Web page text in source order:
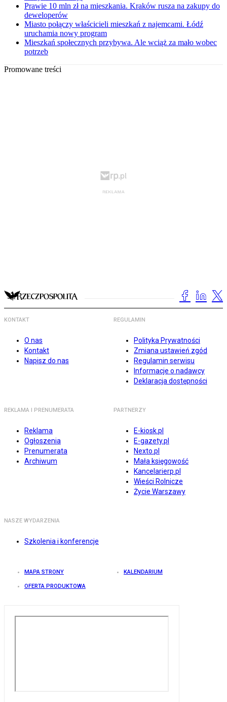
Prawie 10 mln zł na mieszkania. Kraków rusza na zakupy do
deweloperów
Miasto połączy właścicieli mieszkań z najemcami. Łódź
uruchamia nowy program
Mieszkań społecznych przybywa. Ale wciąż za mało wobec
potrzeb
Promowane treści
KONTAKT
O nas
Kontakt
Napisz do nas
REGULAMIN
Polityka Prywatności
Zmiana ustawień zgód
Regulamin serwisu
Informacje o nadawcy
Deklaracja dostępności
REKLAMA I PRENUMERATA
Reklama
Ogłoszenia
Prenumerata
Archiwum
PARTNERZY
E-kiosk.pl
E-gazety.pl
Nexto.pl
Mała księgowość
Kancelarierp.pl
Wieści Rolnicze
Życie Warszawy
NASZE WYDARZENIA
Szkolenia i konferencje
MAPA STRONY KALENDARIUM
OFERTA PRODUKTOWA